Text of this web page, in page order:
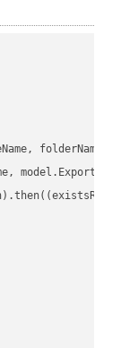
folderName +
(